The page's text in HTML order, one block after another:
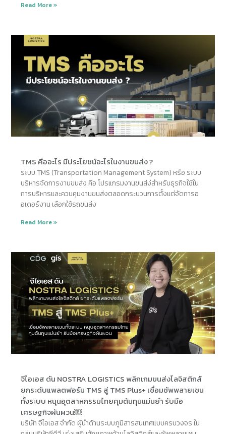
Read More »
TMS คืออะไร มีประโยชน์อะไรในงานขนส่ง ?
ระบบ TMS (Transportation Management System) หรือ ระบบ
บริหารจัดการงานขนส่ง คือ โปรแกรมงานขนส่ง่สำหรับธุรกิจใช้ใน
การบริหารและควบคุมงานขนส่งตลอดกระบวนการตั้งแต่จัดการอ
อเดอร์งาน เลือกใช้รถขนส่ง
Read More »
จีไอเอส ดัน NOSTRA LOGISTICS พลิกเกมขนส่งโลจิสติกส์
ยกระดับแพลตฟอร์ม TMS สู่ TMS Plus+ เชื่อมซัพพลายเชน
ทั้งระบบ หนุนอุตสาหกรรมไทยคุมต้นทุนแม่นยำ รับมือ
เศรษฐกิจผันผวน￼
บริษัท จีไอเอส จำกัด ผู้นำด้านระบบภูมิสารสนเทศแบบครบวงจร ใน